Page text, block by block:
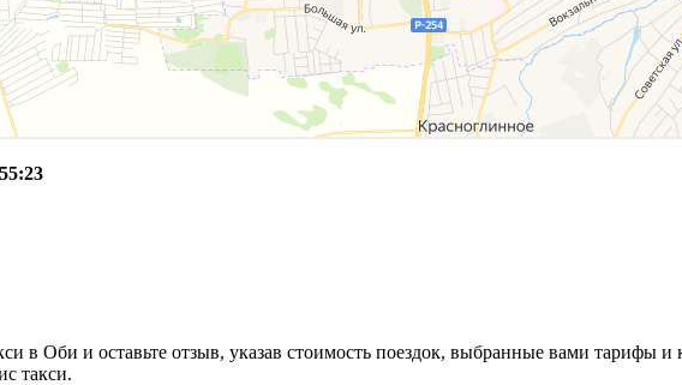
в Оби и оставьте отзыв, указав стоимость поездок, выбранные вами тарифы
такси.